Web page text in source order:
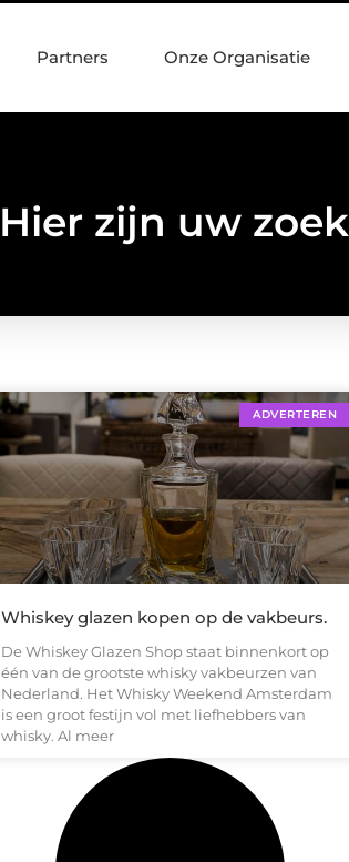
Partners Onze Organisatie
Hier zijn uw
ADVERTEREN
Whiskey glazen kopen op de vakbeurs.
De Whiskey Glazen Shop staat binnenkort op
één van de grootste whisky vakbeurzen van
Nederland. Het Whisky Weekend Amsterdam
is een groot festijn vol met liefhebbers van
whisky. Al meer